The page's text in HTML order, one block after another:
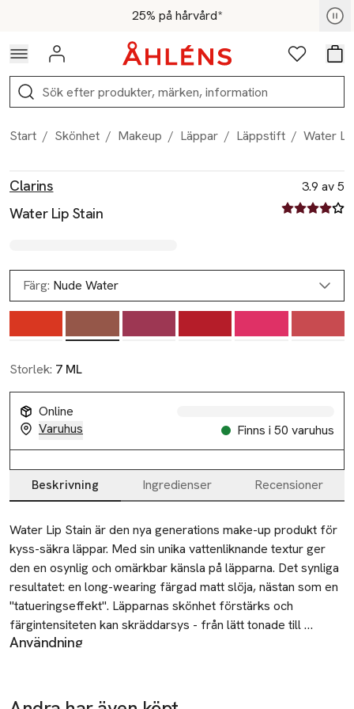
Hoppa till navigationsmenyn25% på hårvård*
För medlemmar - Shoppa nu
Logga in Favoriter
Sök
Start / Skönhet / Makeup / Läppar / Läppstift / Water
Clarins
Water Lip Stain
3.9 av 5
3.9 av fem
Färg: Nude Water
Storlek: 7 ML
Online
Varuhus
Finns i 50 varuhus
Beskrivning Ingredienser Recensioner
Beskrivning
Water Lip Stain är den nya generations make-up produkt för
kyss-säkra läppar. Med sin unika vattenliknande textur ger
den en osynlig och omärkbar känsla på läpparna. Det synliga
resultatet: en long-wearing färgad matt slöja, nästan som en
"tatueringseffekt". Läpparnas skönhet förstärks och
färgintensiteten kan skräddarsys - från lätt tonade till
superintensiva. Formulan är rik på växtingredienser som ger
hallonvatten (mjukgörande verkan) och Clarins Anti-pollution
Användning
Oil.